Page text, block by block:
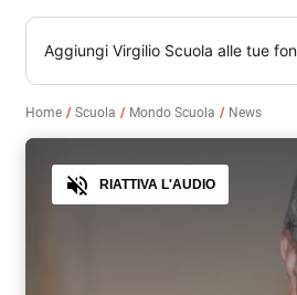
contenuto
Aggiungi Virgilio Scuola alle tue
Home Scuola Mondo Scuola News
Audio
RIATTIVA L'AUDIO